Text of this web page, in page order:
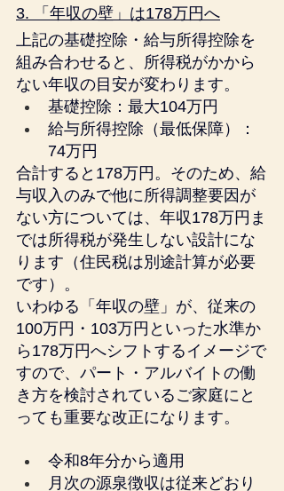
3. 「年収の壁」は178万円へ
上記の基礎控除・給与所得控除を
組み合わせると、所得税がかから
ない年収の目安が変わります。
基礎控除：最大104万円
給与所得控除（最低保障）：
74万円
合計すると178万円。そのため、給
与収入のみで他に所得調整要因が
ない方については、年収178万円ま
では所得税が発生しない設計にな
ります（住民税は別途計算が必要
です）。
いわゆる「年収の壁」が、従来の
100万円・103万円といった水準か
ら178万円へシフトするイメージで
すので、パート・アルバイトの働
き方を検討されているご家庭にと
っても重要な改正になります。
令和8年分から適用
月次の源泉徴収は従来どおり